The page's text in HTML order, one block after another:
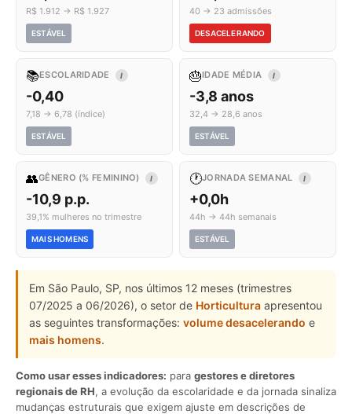
R$ 1.912 → R$ 1.927
ESTÁVEL
40 → 23 admissões
DESACELERANDO
📚ESCOLARIDADE I
-0,40
7,18 → 6,78 (índice)
ESTÁVEL
🎂IDADE MÉDIA I
-3,8 anos
32,4 → 28,6 anos
ESTÁVEL
👥GÊNERO (% FEMININO) I
-10,9 p.p.
39,1% mulheres no trimestre
MAIS HOMENS
🕐JORNADA SEMANAL I
+0,0h
44h → 44h semanais
ESTÁVEL
Em São Paulo, SP, nos últimos 12 meses (trimestres
07/2025 a 06/2026), o setor de Horticultura apresentou
as seguintes transformações: volume desacelerando e
mais homens.
Como usar esses indicadores: para gestores e diretores
regionais de RH, a evolução da escolaridade e da jornada sinaliza
mudanças estruturais que exigem ajuste em descrições de